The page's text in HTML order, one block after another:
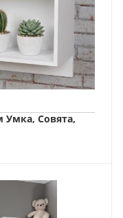
Умка, Совята,